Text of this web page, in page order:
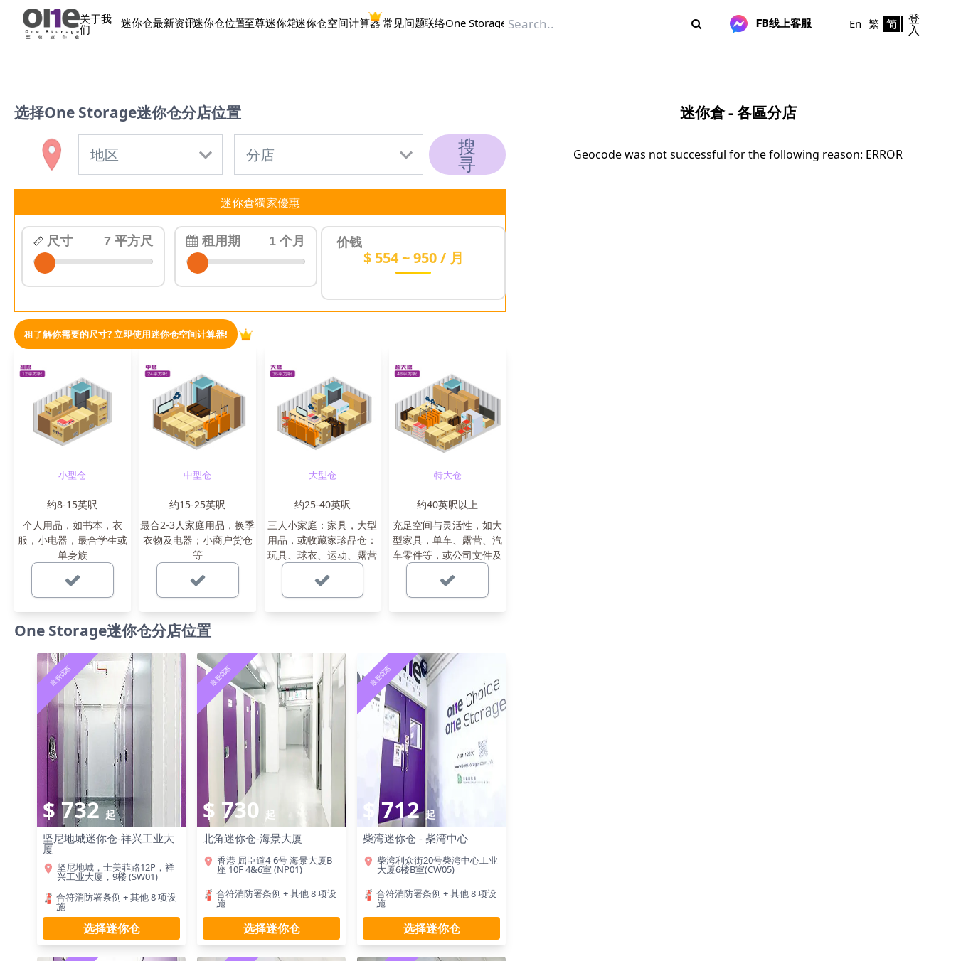
关于我
们 迷你仓最新资讯迷你仓位置至尊迷你箱迷你仓空间计算器常见问题联络One Storage FB线上客服 En 繁 简 登
入
选择One Storage迷你仓分店位置
搜
寻
迷你倉獨家優惠
尺寸 7 平方尺 租⽤期 1 个月 价钱
$ 554 ~ 950 / 月
租了解你需要的尺寸? 立即使用迷你仓空间计算器!
小型仓
约8-15英呎
个人用品，如书本，衣
服，小电器，最合学生或
单身族
中型仓
约15-25英呎
最合2-3人家庭用品，换季
衣物及电器；小商户货仓
等
大型仓
约25-40英呎
三人小家庭：家具，大型
用品，或收藏家珍品仓：
玩具、球衣、运动、露营
特大仓
约40英呎以上
充足空间与灵活性，如大
型家具，单车、露营、汽
车零件等，或公司文件及
One Storage迷你仓分店位置
最新优惠
$ 732起
坚尼地城迷你仓-祥兴工业大
厦
坚尼地城，士美菲路12P，祥
兴工业大厦，9楼 (SW01)
合符消防署条例 + 其他 8 项设
施
选择迷你仓
最新优惠
$ 730 起
北角迷你仓-海景大厦
香港 屈臣道4-6号 海景大厦B
座 10F 4&6室 (NP01)
合符消防署条例 + 其他 8 项设
施
选择迷你仓
最新优惠
$ 712起
柴湾迷你仓 - 柴湾中心
柴湾利众街20号柴湾中心工业
大厦6楼B室(CW05)
合符消防署条例 + 其他 8 项设
施
选择迷你仓
迷你倉 - 各區分店
Geocode was not successful for the following reason: ERROR